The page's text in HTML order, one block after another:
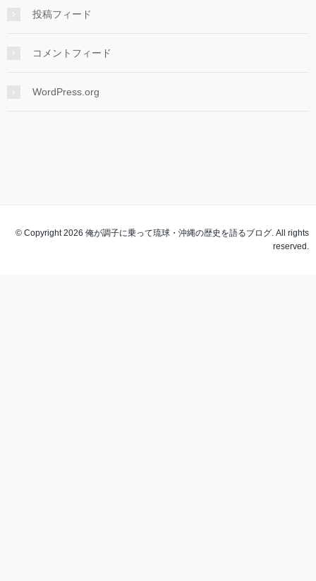
投稿フィード
コメントフィード
WordPress.org
© Copyright 2026 俺が調子に乗って琉球・沖縄の歴史を語るブログ. All rights
reserved.